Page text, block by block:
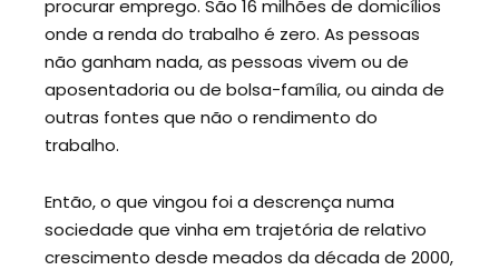
procurar emprego. São 16 milhões de domicílios
onde a renda do trabalho é zero. As pessoas
não ganham nada, as pessoas vivem ou de
aposentadoria ou de bolsa-família, ou ainda de
outras fontes que não o rendimento do
trabalho.
Então, o que vingou foi a descrença numa
sociedade que vinha em trajetória de relativo
crescimento desde meados da década de 2000,